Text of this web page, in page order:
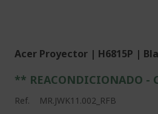
Acer Proyector | H6815P |
** REACONDICIONADO -
Ref. MR.JWK11.002_RFB